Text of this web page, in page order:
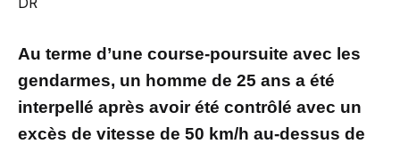
Au terme d’une course-poursuite avec les
gendarmes, un homme de 25 ans a été
interpellé après avoir été contrôlé avec un
excès de vitesse de 50 km/h au-dessus de